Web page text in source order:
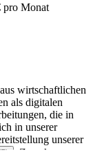
pro Monat
wirtschaftlichen
als digitalen
die in
in unserer
unserer
. Zwecke: